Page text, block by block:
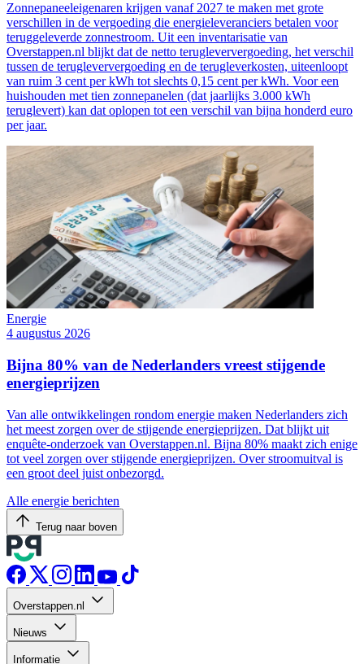
Zonnepaneeleigenaren krijgen vanaf 2027 te maken met grote
verschillen in de vergoeding die energieleveranciers betalen voor
teruggeleverde zonnestroom. Uit een inventarisatie van
Overstappen.nl blijkt dat de netto terugleververgoeding, het verschil
tussen de terugleververgoeding en de terugleverkosten, uiteenloopt
van ruim 3 cent per kWh tot slechts 0,15 cent per kWh. Voor een
huishouden met tien zonnepanelen (dat jaarlijks 3.000 kWh
teruglevert) kan dat oplopen tot een verschil van bijna honderd euro
per jaar.
Energie
4 augustus 2026
Bijna 80% van de Nederlanders vreest stijgende
energieprijzen
Van alle ontwikkelingen rondom energie maken Nederlanders zich
het meest zorgen over de stijgende energieprijzen. Dat blijkt uit
enquête-onderzoek van Overstappen.nl. Bijna 80% maakt zich enige
tot veel zorgen over stijgende energieprijzen. Over stroomuitval is
een groot deel juist onbezorgd.
Alle energie berichten
Terug naar boven
Overstappen.nl
Nieuws
Informatie